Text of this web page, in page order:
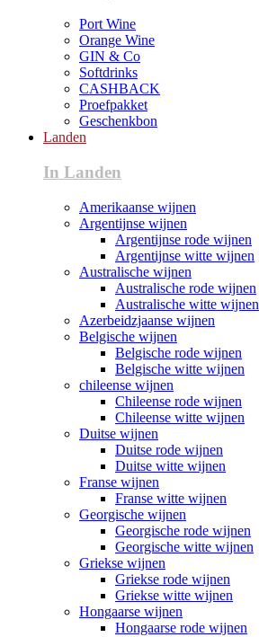
Port Wine
Orange Wine
GIN & Co
Softdrinks
CASHBACK
Proefpakket
Geschenkbon
Landen
In Landen
Amerikaanse wijnen
Argentijnse wijnen
Argentijnse rode wijnen
Argentijnse witte wijnen
Australische wijnen
Australische rode wijnen
Australische witte wijnen
Azerbeidzjaanse wijnen
Belgische wijnen
Belgische rode wijnen
Belgische witte wijnen
chileense wijnen
Chileense rode wijnen
Chileense witte wijnen
Duitse wijnen
Duitse rode wijnen
Duitse witte wijnen
Franse wijnen
Franse witte wijnen
Georgische wijnen
Georgische rode wijnen
Georgische witte wijnen
Griekse wijnen
Griekse rode wijnen
Griekse witte wijnen
Hongaarse wijnen
Hongaarse rode wijnen